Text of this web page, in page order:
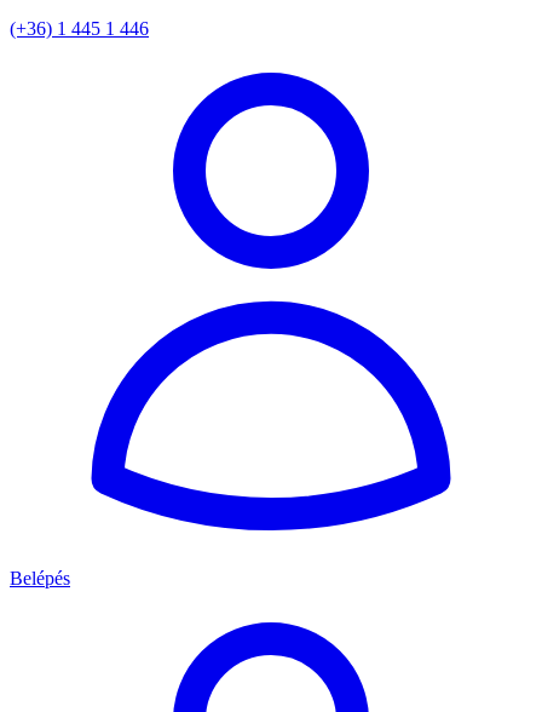
(+36) 1 445 1 446
Belépés